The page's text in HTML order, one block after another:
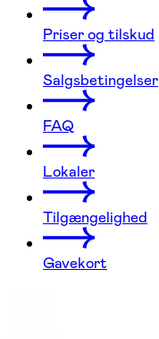
Priser og tilskud
Salgsbetingelser
FAQ
Lokaler
Tilgængelighed
Gavekort